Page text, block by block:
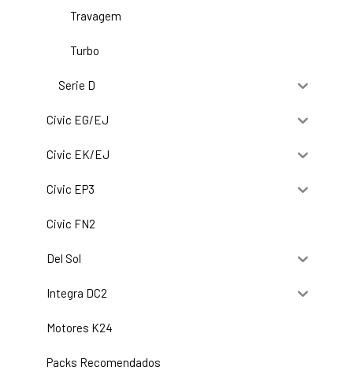
Travagem
Turbo
Serie D
Civic EG/EJ
Civic EK/EJ
Civic EP3
Civic FN2
Del Sol
Integra DC2
Motores K24
Packs Recomendados